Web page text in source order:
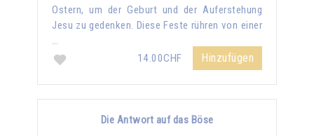
Ostern, um der Geburt und der Auferstehung
Jesu zu gedenken. Diese Feste rühren von einer
…
14.00CHF
Hinzufügen
Die Antwort auf das Böse